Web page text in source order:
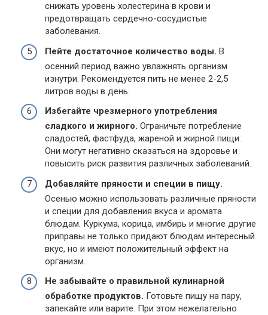
снижать уровень холестерина в крови и
предотвращать сердечно-сосудистые
заболевания.
Пейте достаточное количество воды. В
осенний период важно увлажнять организм
изнутри. Рекомендуется пить не менее 2-2,5
литров воды в день.
Избегайте чрезмерного употребления
сладкого и жирного. Ограничьте потребление
сладостей, фастфуда, жареной и жирной пищи.
Они могут негативно сказаться на здоровье и
повысить риск развития различных заболеваний.
Добавляйте пряности и специи в пищу.
Осенью можно использовать различные пряности
и специи для добавления вкуса и аромата
блюдам. Куркума, корица, имбирь и многие другие
приправы не только придают блюдам интересный
вкус, но и имеют положительный эффект на
организм.
Не забывайте о правильной кулинарной
обработке продуктов. Готовьте пищу на пару,
запекайте или варите. При этом нежелательно